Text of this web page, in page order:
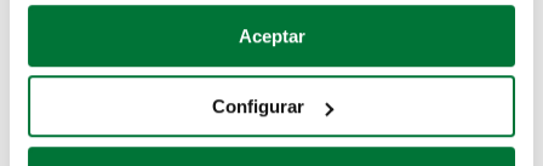
Si lo permite, también quisiéramos:
Recopilar información sobre su ubicación geográfica
Identificar su dispositivo analizándolo activamente
para buscar características específicas (huellas
Aceptar
Configurar
Coches de segunda mano
Coches de km0